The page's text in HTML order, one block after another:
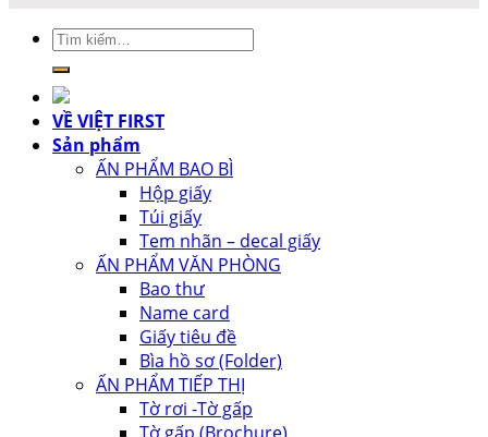
Tìm
kiếm:
VỀ VIỆT FIRST
Sản phẩm
ẤN PHẨM BAO BÌ
Hộp giấy
Túi giấy
Tem nhãn – decal giấy
ẤN PHẨM VĂN PHÒNG
Bao thư
Name card
Giấy tiêu đề
Bìa hồ sơ (Folder)
ẤN PHẨM TIẾP THỊ
Tờ rơi -Tờ gấp